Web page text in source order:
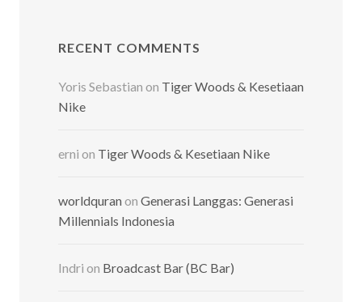
RECENT COMMENTS
Yoris Sebastian on Tiger Woods & Kesetiaan
Nike
erni on Tiger Woods & Kesetiaan Nike
worldquran on Generasi Langgas: Generasi
Millennials Indonesia
Indri on Broadcast Bar (BC Bar)